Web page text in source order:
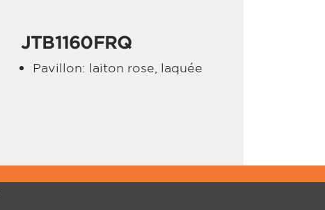
JTB1160FRQ
Pavillon: laiton rose, laquée